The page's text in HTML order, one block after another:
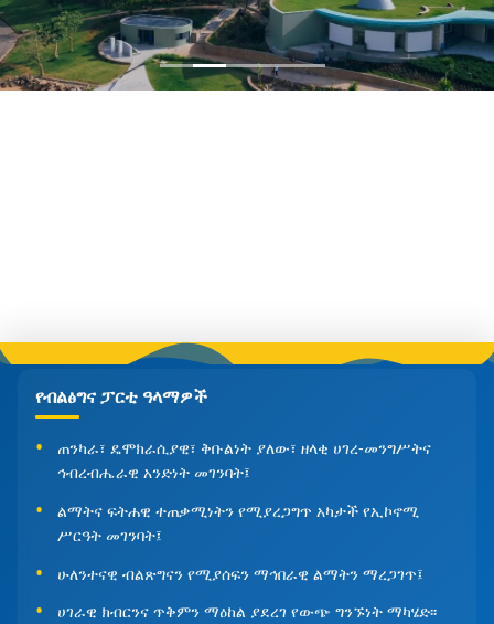
የብልፅግና ፓርቲ ዓላማዎች
ጠንካራ፣ ዴሞክራሲያዊ፣ ቅቡልነት ያለው፣ ዘላቂ ሀገረ-መንግሥትና
ኅብረብሔራዊ አንድነት መገንባት፤
ልማትና ፍትሐዊ ተጠቃሚነትን የሚያረጋግጥ አካታች የኢኮኖሚ
ሥርዓት መገንባት፤
ሁለንተናዊ ብልጽግናን የሚያሰፍን ማኅበራዊ ልማትን ማረጋገጥ፤
ሀገራዊ ክብርንና ጥቅምን ማዕከል ያደረገ የውጭ ግንኙነት ማካሄድ፡፡